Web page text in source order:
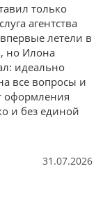
только
агентства
летели в
но Илона
идеально
все вопросы и
оформления
и без единой
31.07.2026